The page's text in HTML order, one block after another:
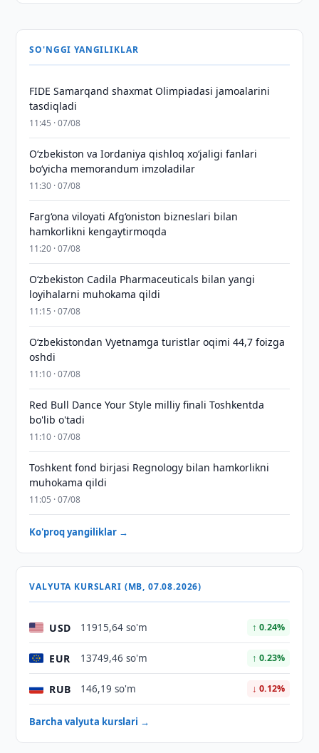
SO'NGGI YANGILIKLAR
FIDE Samarqand shaxmat Olimpiadasi jamoalarini
tasdiqladi
11:45 · 07/08
Oʻzbekiston va Iordaniya qishloq xoʻjaligi fanlari
boʻyicha memorandum imzoladilar
11:30 · 07/08
Farg‘ona viloyati Afg‘oniston bizneslari bilan
hamkorlikni kengaytirmoqda
11:20 · 07/08
Oʻzbekiston Cadila Pharmaceuticals bilan yangi
loyihalarni muhokama qildi
11:15 · 07/08
O‘zbekistondan Vyetnamga turistlar oqimi 44,7 foizga
oshdi
11:10 · 07/08
Red Bull Dance Your Style milliy finali Toshkentda
bo'lib o'tadi
11:10 · 07/08
Toshkent fond birjasi Regnology bilan hamkorlikni
muhokama qildi
11:05 · 07/08
Ko'proq yangiliklar →
VALYUTA KURSLARI (MB, 07.08.2026)
USD 11915,64 so'm ↑ 0.24%
EUR 13749,46 so'm ↑ 0.23%
RUB 146,19 so'm ↓ 0.12%
Barcha valyuta kurslari →